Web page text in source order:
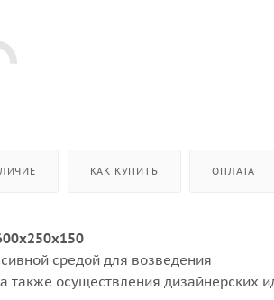
КАК КУПИТЬ ОПЛАТА
средой для возведения
также осуществления дизайнерских